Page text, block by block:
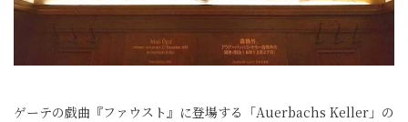
ゲーテの戯曲『ファウスト』に登場する「Auerbachs Keller」の